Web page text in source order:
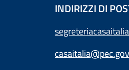
INDIRIZZI DI